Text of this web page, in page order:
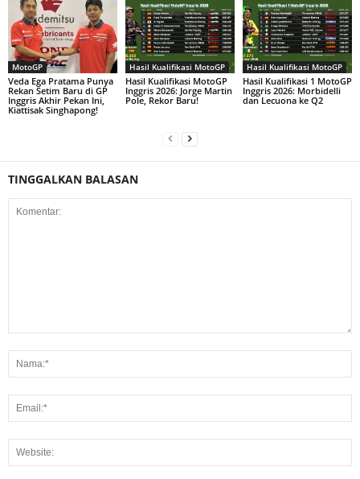
MotoGP
Veda Ega Pratama Punya
Rekan Setim Baru di GP
Inggris Akhir Pekan Ini,
Kiattisak Singhapong!
Hasil Kualifikasi MotoGP
Hasil Kualifikasi MotoGP
Inggris 2026: Jorge Martin
Pole, Rekor Baru!
Hasil Kualifikasi MotoGP
Hasil Kualifikasi 1 MotoGP
Inggris 2026: Morbidelli
dan Lecuona ke Q2
TINGGALKAN BALASAN